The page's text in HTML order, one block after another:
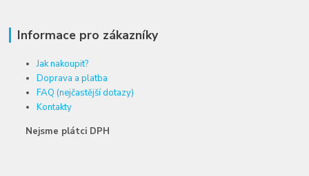
Informace pro zákazníky
Jak nakoupit?
Doprava a platba
FAQ (nejčastější dotazy)
Kontakty
Nejsme plátci DPH